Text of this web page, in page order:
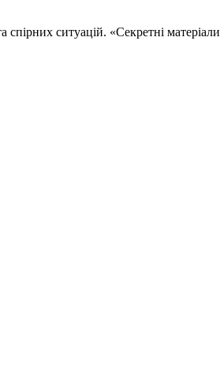
спірних ситуацій. «Секретні